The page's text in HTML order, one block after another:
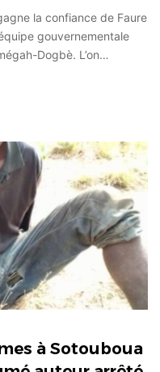
la confiance de Faure
gouvernementale
Dogbè. L’on…
à Sotouboua